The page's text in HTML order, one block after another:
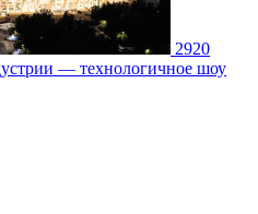
2920
— технологичное шоу